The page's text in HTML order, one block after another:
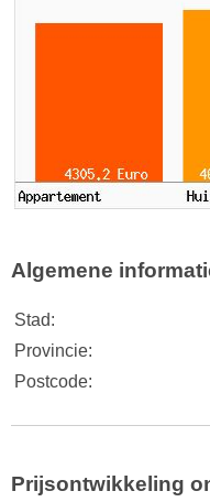
Algemene
Stad:
Provincie:
Postcode:
Prijsontwikkeling